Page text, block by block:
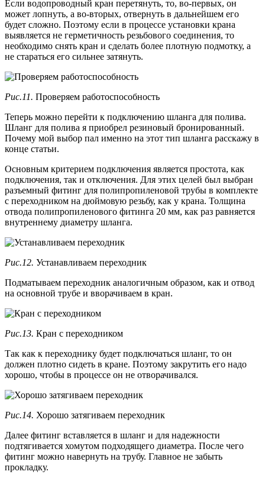
Если водопроводный кран перетянуть, то, во-первых, он
может лопнуть, а во-вторых, отвернуть в дальнейшем его
будет сложно. Поэтому если в процессе установки крана
выявляется не герметичность резьбового соединения, то
необходимо снять кран и сделать более плотную подмотку, а
не стараться его сильнее затянуть.
Рис.11. Проверяем работоспособность
Теперь можно перейти к подключению шланга для полива.
Шланг для полива я приобрел резиновый бронированный.
Почему мой выбор пал именно на этот тип шланга расскажу в
конце статьи.
Основным критерием подключения является простота, как
подключения, так и отключения. Для этих целей был выбран
разъемный фитинг для полипропиленовой трубы в комплекте
с переходником на дюймовую резьбу, как у крана. Толщина
отвода полипропиленового фитинга 20 мм, как раз равняется
внутреннему диаметру шланга.
Рис.12. Устанавливаем переходник
Подматываем переходник аналогичным образом, как и отвод
на основной трубе и вворачиваем в кран.
Рис.13. Кран с переходником
Так как к переходнику будет подключаться шланг, то он
должен плотно сидеть в кране. Поэтому закрутить его надо
хорошо, чтобы в процессе он не отворачивался.
Рис.14. Хорошо затягиваем переходник
Далее фитинг вставляется в шланг и для надежности
подтягивается хомутом подходящего диаметра. После чего
фитинг можно навернуть на трубу. Главное не забыть
прокладку.